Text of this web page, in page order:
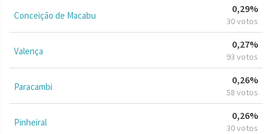
Conceição de Macabu
0,29%
30 votos
Valença
0,27%
93 votos
Paracambi
0,26%
58 votos
Pinheiral
0,26%
30 votos